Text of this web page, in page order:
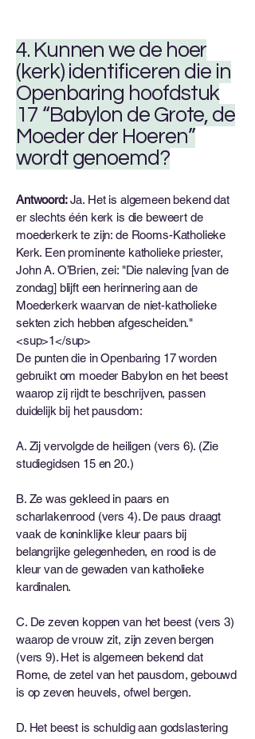
4. Kunnen we de hoer
(kerk) identificeren die in
Openbaring hoofdstuk
17 “Babylon de Grote, de
Moeder der Hoeren”
wordt genoemd?
Antwoord:Ja. Het is algemeen bekend dat
er slechts één kerk is die beweert de
moederkerk te zijn: de Rooms-Katholieke
Kerk. Een prominente katholieke priester,
John A. O’Brien, zei: "Die naleving [van de
zondag] blijft een herinnering aan de
Moederkerk waarvan de niet-katholieke
sekten zich hebben afgescheiden."
<sup>1</sup>
De punten die in Openbaring 17 worden
gebruikt om moeder Babylon en het beest
waarop zij rijdt te beschrijven, passen
duidelijk bij het pausdom:
A. Zij vervolgde de heiligen (vers 6). (Zie
studiegidsen 15 en 20.)
B. Ze was gekleed in paars en
scharlakenrood (vers 4). De paus draagt ​​
vaak de koninklijke kleur paars bij
belangrijke gelegenheden, en rood is de
kleur van de gewaden van katholieke
kardinalen.
C. De zeven koppen van het beest (vers 3)
waarop de vrouw zit, zijn zeven bergen
(vers 9). Het is algemeen bekend dat
Rome, de zetel van het pausdom, gebouwd
is op zeven heuvels, ofwel bergen.
D. Het beest is schuldig aan godslastering